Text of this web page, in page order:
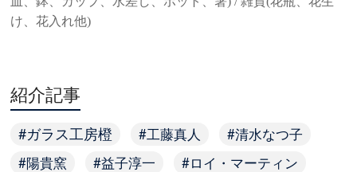
け、花入れ他)
紹介記事
ガラス工房橙 工藤真人
清水なつ子
陽貴窯
益子淳一 ロイ・マーティン